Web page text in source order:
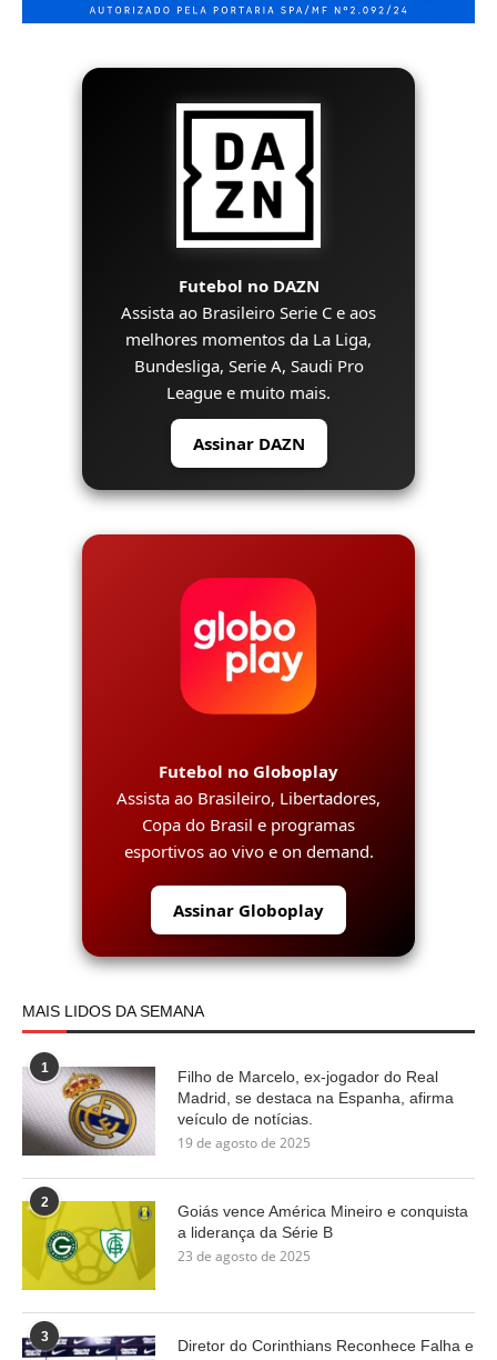
Futebol no DAZN
Assista ao Brasileiro Serie C e aos
melhores momentos da La Liga,
Bundesliga, Serie A, Saudi Pro
League e muito mais.
Assinar DAZN
Futebol no Globoplay
Assista ao Brasileiro, Libertadores,
Copa do Brasil e programas
esportivos ao vivo e on demand.
Assinar Globoplay
MAIS LIDOS DA SEMANA
1
Filho de Marcelo, ex-jogador do Real
Madrid, se destaca na Espanha, afirma
veículo de notícias.
19 de agosto de 2025
2
Goiás vence América Mineiro e conquista
a liderança da Série B
23 de agosto de 2025
3
Diretor do Corinthians Reconhece Falha e